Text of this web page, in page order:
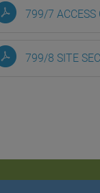
799/7 ACCESS
799/8 SITE